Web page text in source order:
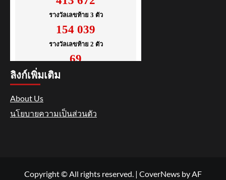
ลิงก์เพิ่มเติม
About Us
นโยบายความเป็นส่วนตัว
Copyright © All rights reserved. | CoverNews by AF